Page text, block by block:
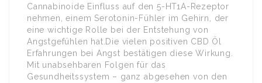
Cannabinoide Einfluss auf den 5-HT1A-Rezeptor
nehmen, einem Serotonin-Fühler im Gehirn, der
eine wichtige Rolle bei der Entstehung von
Angstgefühlen hat.Die vielen positiven CBD Öl
Erfahrungen bei Angst bestätigen diese Wirkung.
Mit unabsehbaren Folgen für das
Gesundheitssystem – ganz abgesehen von den